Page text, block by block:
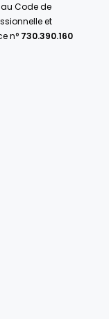
au Code de
et
n° 730.390.160